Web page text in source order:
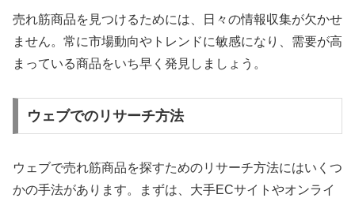
売れ筋商品を見つけるためには、日々の情報収集が欠かせ
ません。常に市場動向やトレンドに敏感になり、需要が高
まっている商品をいち早く発見しましょう。
ウェブでのリサーチ方法
ウェブで売れ筋商品を探すためのリサーチ方法にはいくつ
かの手法があります。まずは、大手ECサイトやオンライ